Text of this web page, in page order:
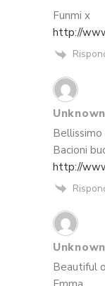
Funmi x
http://
Unknown
Bellissimo
Bacioni
http://
Unknown
Beautiful